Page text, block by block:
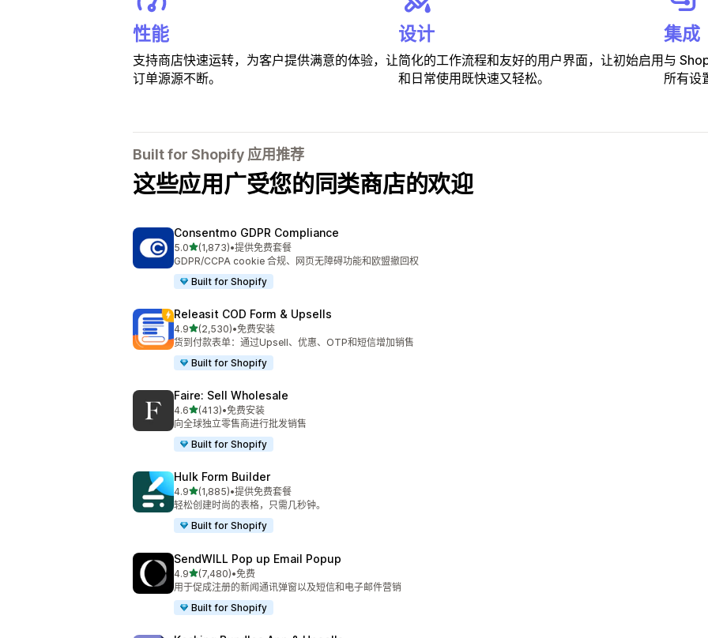
性能
支持商店快速运转，为客户提供满意的体验，让
订单源源不断。
设计
简化的工作流程和友好的用户界面，让初始启用
和日常使用既快速又轻松。
集成
与
所有设
Built for Shopify 应用推荐
这些应用广受您的同类商店的欢迎
Consentmo GDPR Compliance
5.0星（满分 5 星）
(1,873)
总共 1873 条评论
•提供免费套餐
GDPR/CCPA cookie 合规、网页无障碍功能和欧盟撤回权
Built for Shopify
Releasit COD Form & Upsells
4.9星（满分 5 星）
(2,530)
总共 2530 条评论
•免费安装
货到付款表单：通过Upsell、优惠、OTP和短信增加销售
Built for Shopify
Faire: Sell Wholesale
4.6星（满分 5 星）
(413)
总共 413 条评论
•免费安装
向全球独立零售商进行批发销售
Built for Shopify
Hulk Form Builder
4.9星（满分 5 星）
(1,885)
总共 1885 条评论
•提供免费套餐
轻松创建时尚的表格，只需几秒钟。
Built for Shopify
SendWILL Pop up Email Popup
4.9星（满分 5 星）
(7,480)
总共 7480 条评论
•免费
用于促成注册的新闻通讯弹窗以及短信和电子邮件营销
Built for Shopify